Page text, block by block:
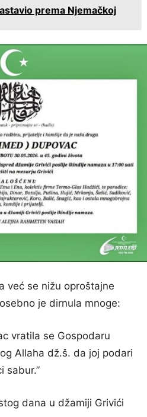
prema Njemačkoj
već se nižu oproštajne
je dirnula mnoge:
vratila se Gospodaru
Allaha dž.š. da joj podari
sabur.”
dana u džamiji Grivići